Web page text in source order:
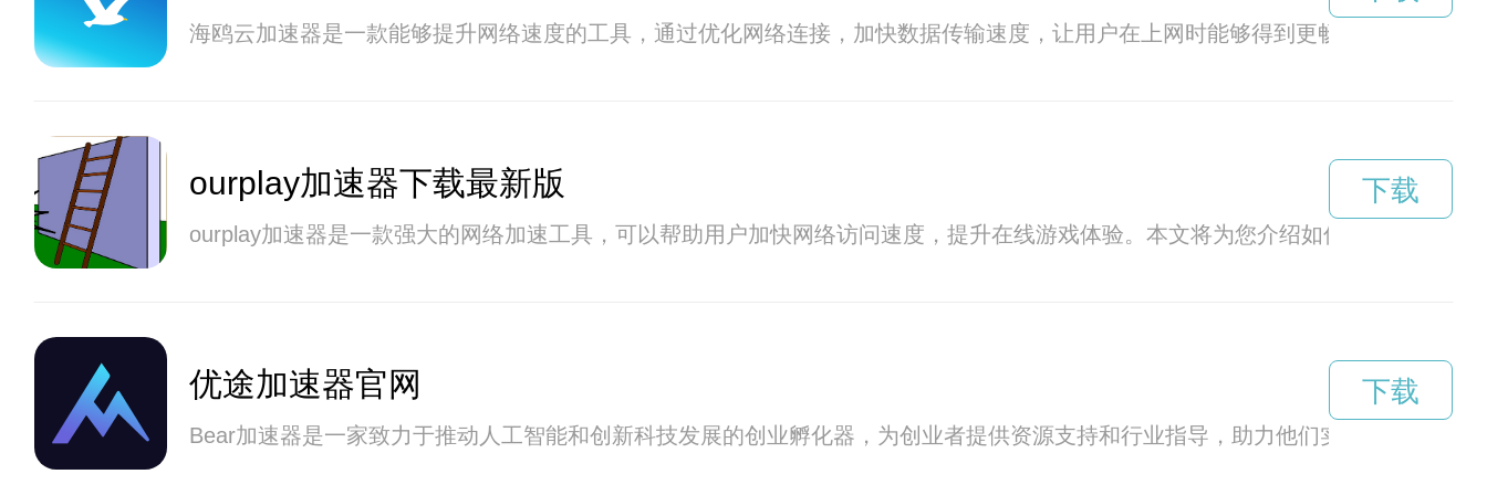
海鸥云加速器是一款能够提升网络速度的工具，通过优化网络连接，加快数据传输速度，让用户在上网时能够得到更畅快的体验。
ourplay加速器下载最新版
ourplay加速器是一款强大的网络加速工具，可以帮助用户加快网络访问速度，提升在线游戏体验。本文将为您介绍如何快速下载安装
下载
优途加速器官网
Bear加速器是一家致力于推动人工智能和创新科技发展的创业孵化器，为创业者提供资源支持和行业指导，助力他们实现梦想并推动
下载